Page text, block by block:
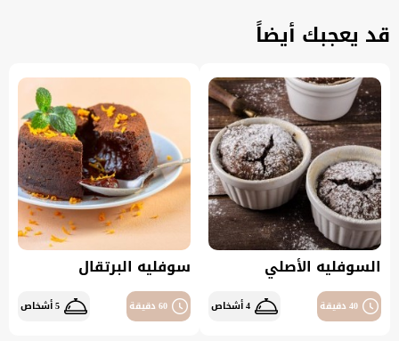
قد يعجبك أيضاً
السوفليه الأصلي
40 دقيقة 4 أشخاص
سوفليه البرتقال
60 دقيقة 5 أشخاص